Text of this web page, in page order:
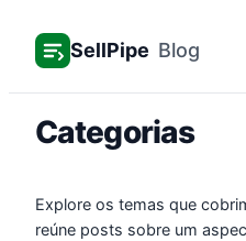
para
conteúdo
SellPipe Blog
Categorias
Explore os temas que
reúne posts sobre um